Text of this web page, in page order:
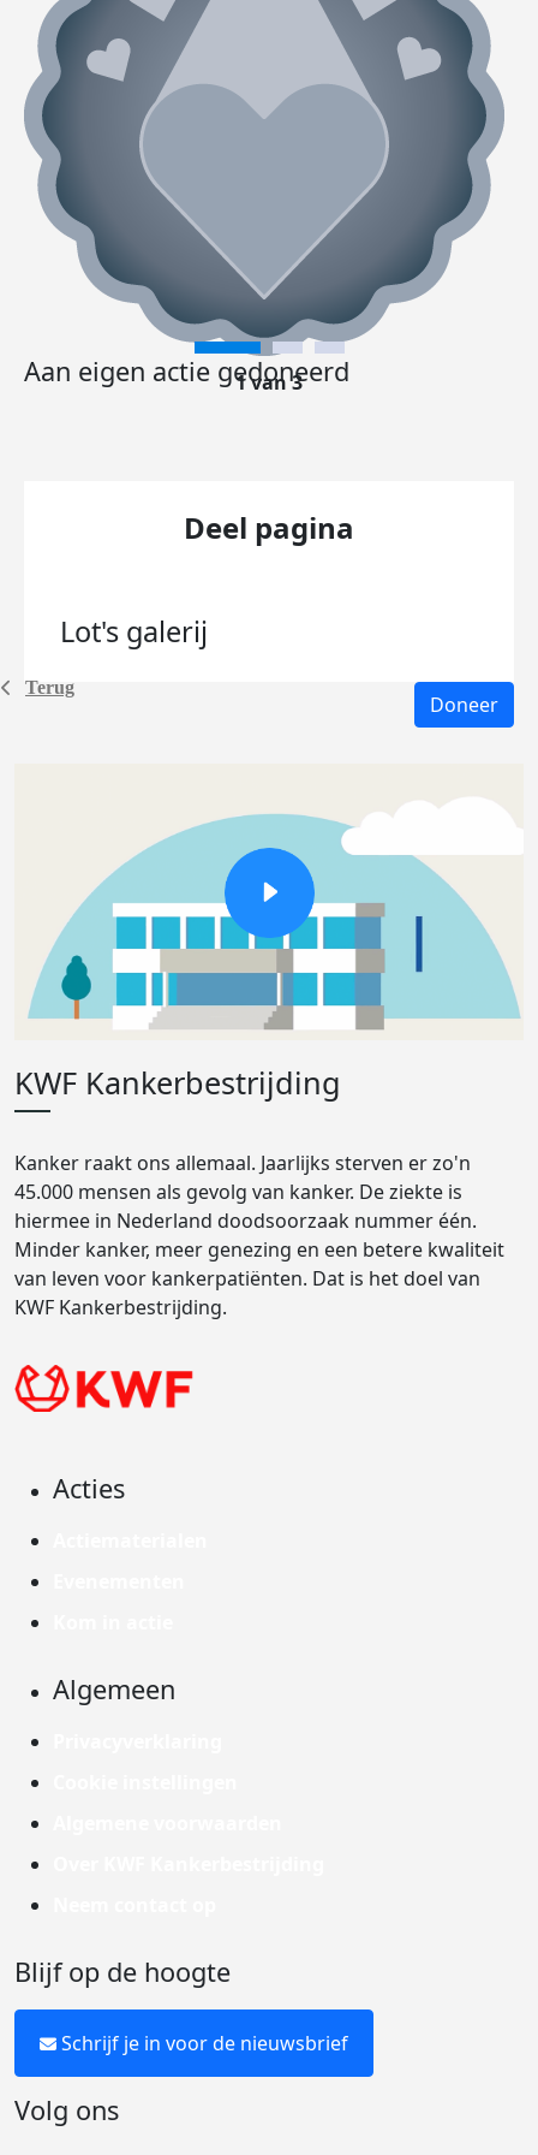
Terug
Aan eigen actie gedoneerd
1 van 3
Deel pagina
Lot's galerij
Doneer
KWF Kankerbestrijding
Kanker raakt ons allemaal. Jaarlijks sterven er zo'n
45.000 mensen als gevolg van kanker. De ziekte is
hiermee in Nederland doodsoorzaak nummer één.
Minder kanker, meer genezing en een betere kwaliteit
van leven voor kankerpatiënten. Dat is het doel van
KWF Kankerbestrijding.
Acties
Algemeen
Blijf op de hoogte
Schrijf je in voor de nieuwsbrief
Volg ons